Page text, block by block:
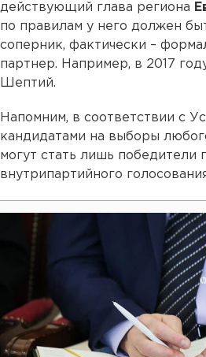
действующий глава региона
по правилам у него должен
соперник, фактически –
партнер. Например, в 2017
Шептий.
Напомним, в соответствии с
кандидатами на выборы
могут стать лишь победители
внутрипартийного